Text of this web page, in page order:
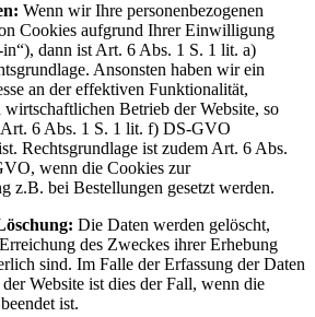
Wenn wir Ihre personenbezogenen
Cookies aufgrund Ihrer Einwilligung
dann ist Art. 6 Abs. 1 S. 1 lit. a)
Ansonsten haben wir ein
an der effektiven Funktionalität,
wirtschaftlichen Betrieb der Website, so
Art. 6 Abs. 1 S. 1 lit. f) DS-GVO
Rechtsgrundlage ist zudem Art. 6 Abs.
wenn die Cookies zur
z.B. bei Bestellungen gesetzt werden.
Die Daten werden gelöscht,
des Zweckes ihrer Erhebung
sind. Im Falle der Erfassung der Daten
Website ist dies der Fall, wenn die
ist.